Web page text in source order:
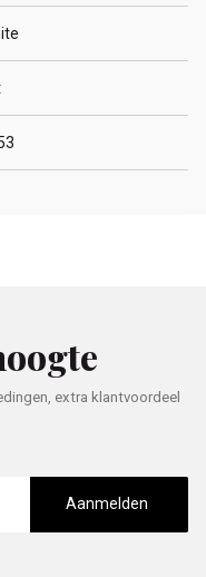
extra klantvoordeel
Aanmelden